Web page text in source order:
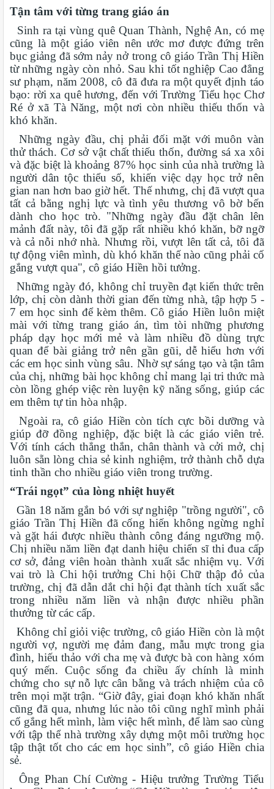
Tận tâm với từng trang giáo án
Sinh ra tại vùng quê Quan Thành, Nghệ An, có mẹ
cũng là một giáo viên nên ước mơ được đứng trên
bục giảng đã sớm nảy nở trong cô giáo Trần Thị Hiền
từ những ngày còn nhỏ. Sau khi tốt nghiệp Cao đẳng
sư phạm, năm 2008, cô đã đưa ra một quyết định táo
bạo: rời xa quê hương, đến với Trường Tiểu học Chơ
Ré ở xã Tà Năng, một nơi còn nhiều thiếu thốn và
khó khăn.
Những ngày đầu, chị phải đối mặt với muôn vàn
thử thách. Cơ sở vật chất thiếu thốn, đường sá xa xôi
và đặc biệt là khoảng 87% học sinh của nhà trường là
người dân tộc thiểu số, khiến việc dạy học trở nên
gian nan hơn bao giờ hết. Thế nhưng, chị đã vượt qua
tất cả bằng nghị lực và tình yêu thương vô bờ bến
dành cho học trò. "Những ngày đầu đặt chân lên
mảnh đất này, tôi đã gặp rất nhiều khó khăn, bỡ ngỡ
và cả nỗi nhớ nhà. Nhưng rồi, vượt lên tất cả, tôi đã
tự động viên mình, dù khó khăn thế nào cũng phải cố
gắng vượt qua", cô giáo Hiền hồi tưởng.
Những ngày đó, không chỉ truyền đạt kiến thức trên
lớp, chị còn dành thời gian đến từng nhà, tập hợp 5 -
7 em học sinh để kèm thêm. Cô giáo Hiền luôn miệt
mài với từng trang giáo án, tìm tòi những phương
pháp dạy học mới mẻ và làm nhiều đồ dùng trực
quan để bài giảng trở nên gần gũi, dễ hiểu hơn với
các em học sinh vùng sâu. Nhờ sự sáng tạo và tận tâm
của chị, những bài học không chỉ mang lại tri thức mà
còn lồng ghép việc rèn luyện kỹ năng sống, giúp các
em thêm tự tin hòa nhập.
Ngoài ra, cô giáo Hiền còn tích cực bồi dưỡng và
giúp đỡ đồng nghiệp, đặc biệt là các giáo viên trẻ.
Với tính cách thẳng thắn, chân thành và cởi mở, chị
luôn sẵn lòng chia sẻ kinh nghiệm, trở thành chỗ dựa
tinh thần cho nhiều giáo viên trong trường.
“Trái ngọt” của lòng nhiệt huyết
Gần 18 năm gắn bó với sự nghiệp "trồng người", cô
giáo Trần Thị Hiền đã cống hiến không ngừng nghỉ
và gặt hái được nhiều thành công đáng ngưỡng mộ.
Chị nhiều năm liền đạt danh hiệu chiến sĩ thi đua cấp
cơ sở, đảng viên hoàn thành xuất sắc nhiệm vụ. Với
vai trò là Chi hội trưởng Chi hội Chữ thập đỏ của
trường, chị đã dẫn dắt chi hội đạt thành tích xuất sắc
trong nhiều năm liền và nhận được nhiều phần
thưởng từ các cấp.
Không chỉ giỏi việc trường, cô giáo Hiền còn là một
người vợ, người mẹ đảm đang, mẫu mực trong gia
đình, hiếu thảo với cha mẹ và được bà con hàng xóm
quý mến. Cuộc sống đa chiều ấy chính là minh
chứng cho sự nỗ lực cân bằng và trách nhiệm của cô
trên mọi mặt trận. “Giờ đây, giai đoạn khó khăn nhất
cũng đã qua, nhưng lúc nào tôi cũng nghĩ mình phải
cố gắng hết mình, làm việc hết mình, để làm sao cùng
với tập thể nhà trường xây dựng một môi trường học
tập thật tốt cho các em học sinh”, cô giáo Hiền chia
sẻ.
Ông Phan Chí Cường - Hiệu trưởng Trường Tiểu